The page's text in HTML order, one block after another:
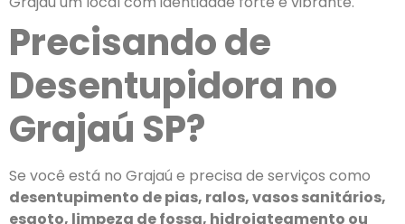
Precisando de
Desentupidora no
Grajaú SP?
Se você está no Grajaú e precisa de serviços como
desentupimento de pias, ralos, vasos sanitários,
esgoto, limpeza de fossa, hidrojateamento ou